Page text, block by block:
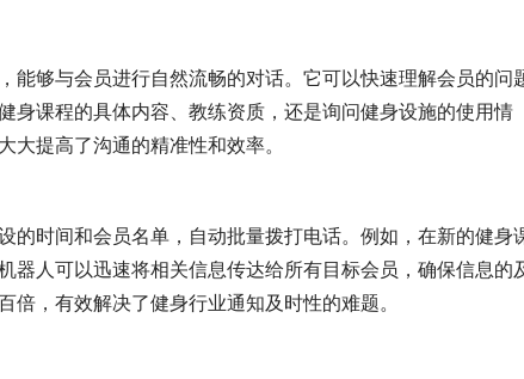
能够与会员进行自然流畅的对话。它可以快速理解会员的问
身课程的具体内容、教练资质，还是询问健身设施的使用情
提高了沟通的精准性和效率。
的时间和会员名单，自动批量拨打电话。例如，在新的健身
器人可以迅速将相关信息传达给所有目标会员，确保信息的
，有效解决了健身行业通知及时性的难题。